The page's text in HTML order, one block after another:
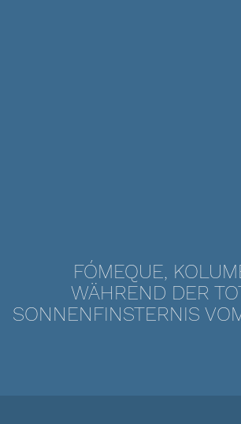
FÓMEQUE,
WÄHREND DER
SONNENFINSTERNIS